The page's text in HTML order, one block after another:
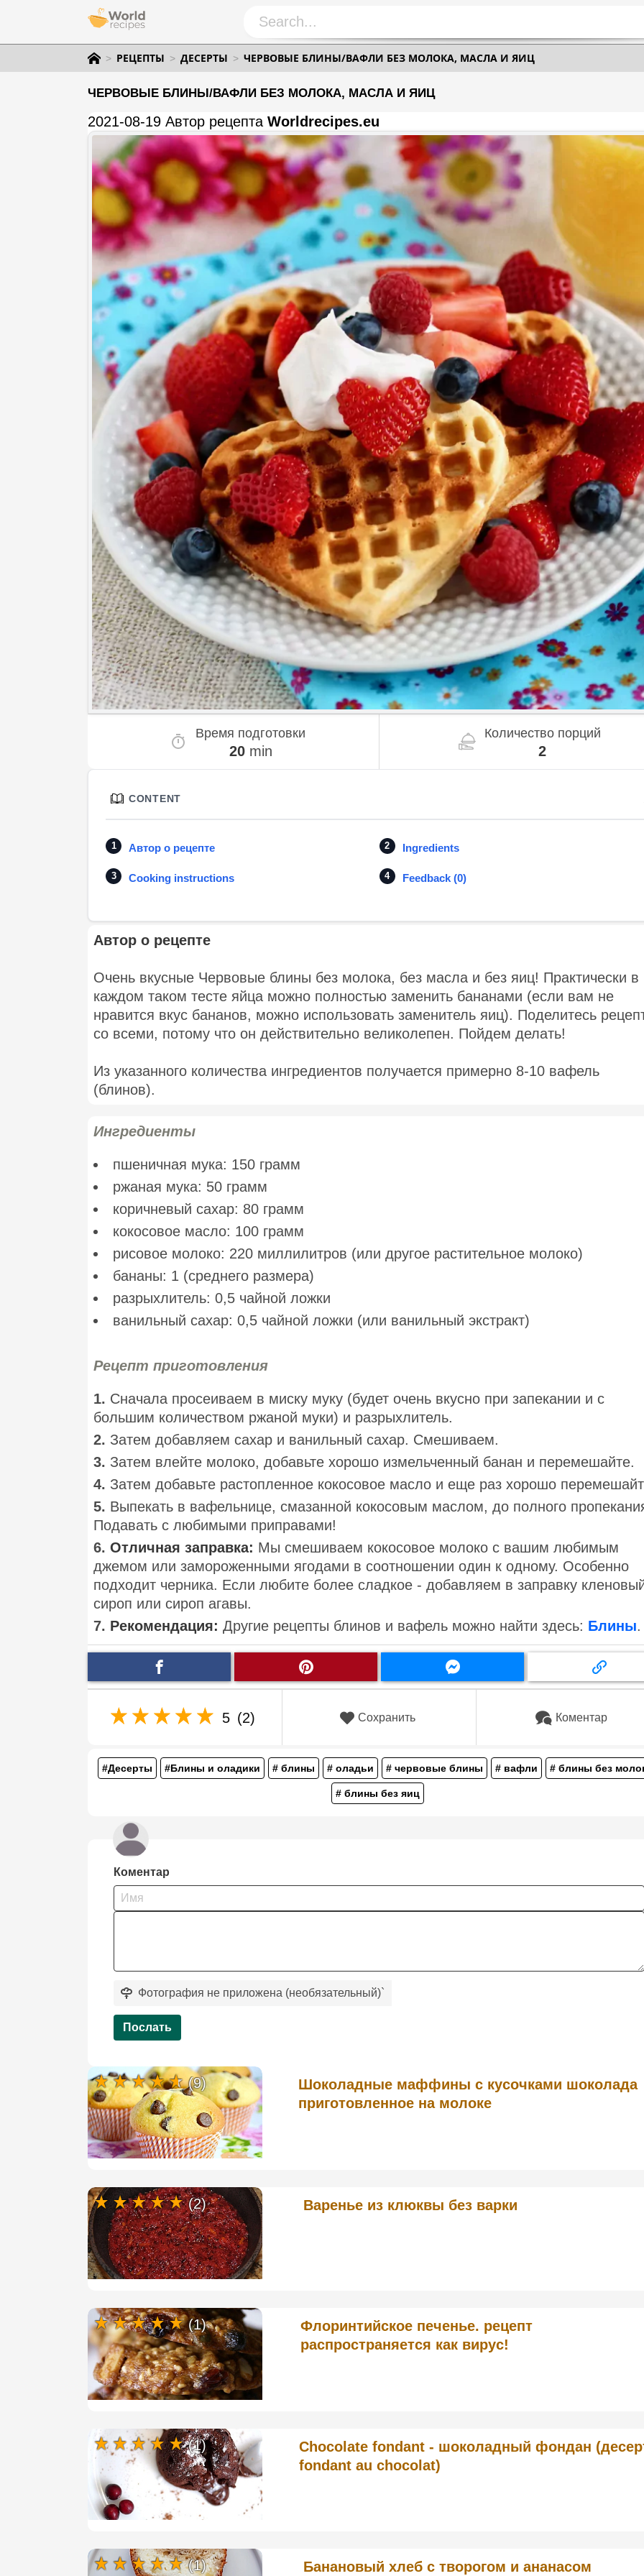
РЕЦЕПТЫ ДЕСЕРТЫ ЧЕРВОВЫЕ БЛИНЫ/ВАФЛИ БЕЗ МОЛОКА, МАСЛА И ЯИЦ
ЧЕРВОВЫЕ БЛИНЫ/ВАФЛИ БЕЗ МОЛОКА, МАСЛА И ЯИЦ
2021-08-19 Автор рецепта Worldrecipes.eu
Время подготовки
20min
Количество порций
2
CONTENT
Автор о рецепте Ingredients
Cooking instructions Feedback (0)
Автор о рецепте
Очень вкусные Червовые блины без молока, без масла и без яиц! Практически в
каждом таком тесте яйца можно полностью заменить бананами (если вам не
нравится вкус бананов, можно использовать заменитель яиц). Поделитесь
со всеми, потому что он действительно великолепен. Пойдем делать!
Из указанного количества ингредиентов получается примерно 8-10 вафель
(блинов).
Ингредиенты
пшеничная мука: 150 грамм
ржаная мука: 50 грамм
коричневый сахар: 80 грамм
кокосовое масло: 100 грамм
рисовое молоко: 220 миллилитров (или другое растительное молоко)
бананы: 1 (среднего размера)
разрыхлитель: 0,5 чайной ложки
ванильный сахар: 0,5 чайной ложки (или ванильный экстракт)
Рецепт приготовления
1. Сначала просеиваем в миску муку (будет очень вкусно при запекании и с
большим количеством ржаной муки) и разрыхлитель.
2. Затем добавляем сахар и ванильный сахар. Смешиваем.
3. Затем влейте молоко, добавьте хорошо измельченный банан и перемешайте.
4. Затем добавьте растопленное кокосовое масло и еще раз хорошо
5. Выпекать в вафельнице, смазанной кокосовым маслом, до полного
Подавать с любимыми приправами!
6. Отличная заправка: Мы смешиваем кокосовое молоко с вашим любимым
джемом или замороженными ягодами в соотношении один к одному. Особенно
подходит черника. Если любите более сладкое - добавляем в заправку
сироп или сироп агавы.
7. Рекомендация: Другие рецепты блинов и вафель можно найти здесь: Блины.
5 (2) Сохранить Коментар
#Десерты #Блины и оладики # блины # оладьи # червовые блины # вафли # блины без
# блины без яиц
Коментар
Фотография не приложена (необязательный)`
Послать
Шоколадные маффины с кусочками шоколада
приготовленное на молоке
(9)
Варенье из клюквы без варки
(2)
Флоринтийское печенье. рецепт
распространяется как вирус!
(1)
Chocolate fondant - шоколадный фондан
fondant au chocolat)
(1)
Банановый хлеб с творогом и ананасом
(1)